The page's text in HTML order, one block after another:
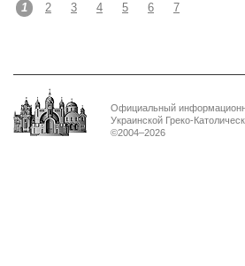
1 2 3 4 5 6 7
Официальный
Украинской Греко-
©2004–2026